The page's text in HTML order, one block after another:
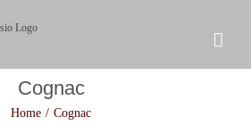
Cognac
Home / Cognac